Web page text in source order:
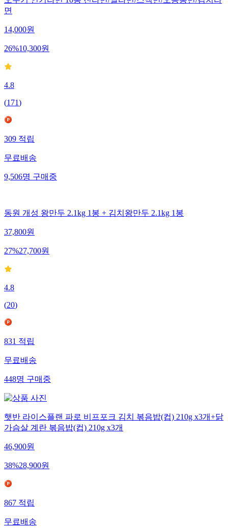
오뚜기 인기라면 10봉 진라면/열라면/스낵면/오동통면/김치라
면
14,000원
26%10,300원
4.8
(171)
309적립
무료배송
9,506명구매중
동원 개성 왕만두 2.1kg 1봉 + 김치왕만두 2.1kg 1봉
37,800원
27%27,700원
4.8
(20)
831적립
무료배송
448명구매중
햇반 라이스플랜 파로 비프포크 김치 볶음밥(컵) 210g x3개+닭
가슴살 계란 볶음밥(컵) 210g x3개
46,900원
38%28,900원
867적립
무료배송